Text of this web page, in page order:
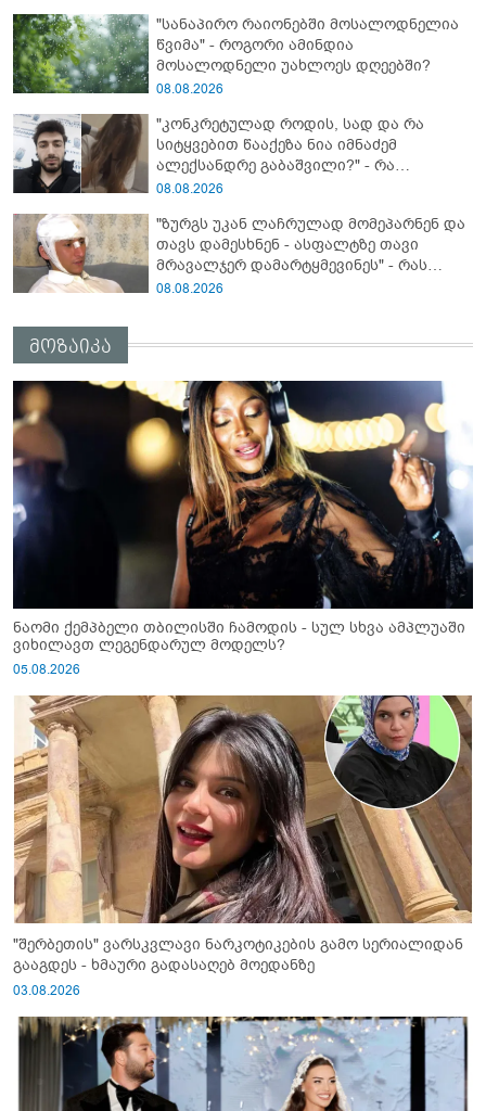
"სქრინს" აქვეყნებს
"სანაპირო რაიონებში მოსალოდნელია
წვიმა" - როგორი ამინდია
მოსალოდნელი უახლოეს დღეებში?
08.08.2026
"კონკრეტულად როდის, სად და რა
სიტყვებით წააქეზა ნია იმნაძემ
ალექსანდრე გაბაშვილი?" - რა
მიმართვას ავრცელებს ნია იმნაძის
08.08.2026
"ზურგს უკან ლაჩრულად მომეპარნენ და
თავს დამესხნენ - ასფალტზე თავი
მრავალჯერ დამარტყმევინეს" - რას
ჰყვება კურიერი, რომელსაც
08.08.2026
მოზაიკა
ნაომი ქემპბელი თბილისში ჩამოდის - სულ სხვა ამპლუაში
ვიხილავთ ლეგენდარულ მოდელს?
05.08.2026
"შერბეთის" ვარსკვლავი ნარკოტიკების გამო სერიალიდან
გააგდეს - ხმაური გადასაღებ მოედანზე
03.08.2026